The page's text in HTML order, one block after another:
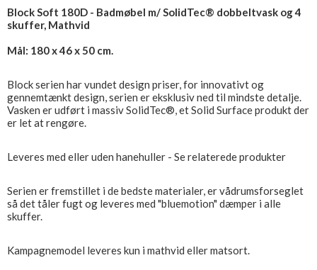
Block Soft 180D - Badmøbel m/ SolidTec® dobbeltvask og 4
skuffer, Mathvid
Mål: 180 x 46 x 50 cm.
Block serien har vundet design priser, for innovativt og
gennemtænkt design, serien er eksklusiv ned til mindste detalje.
Vasken er udført i massiv SolidTec®, et Solid Surface produkt der
er let at rengøre.
Leveres med eller uden hanehuller - Se relaterede produkter
Serien er fremstillet i de bedste materialer, er vådrumsforseglet
så det tåler fugt og leveres med "bluemotion" dæmper i alle
skuffer.
Kampagnemodel leveres kun i mathvid eller matsort.